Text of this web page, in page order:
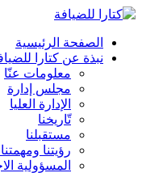
الصفحة الرئيسية
نبذة عن كتارا
معلومات عنّا
مجلس إدارة
الإدارة العليا
تّاريخنا
مستقبلنا
رؤيتنا
المسؤولية